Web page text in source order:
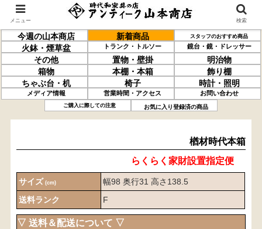
今週の山本商店 新着商品 スタッフのおすすめ商品
火鉢・煙草盆 トランク・トルソー 鏡台・鏡・ドレッサー
その他 置物・壁掛
明治物
箱物
本棚・本箱
飾り棚
ちゃぶ台・机
椅子 時計・照明
メディア情報 営業時間・アクセス お問い合わせ
ご購入に際しての注意 お気に入り登録済の商品
時代本箱
楢材時代本箱
らくらく家財設置指定便
サイズ (cm)
幅98 奥行31 高さ138.5
送料ランク
F
▽ 送料＆配送について ▽
メニュー 検索